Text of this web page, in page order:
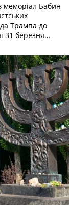
меморіал Бабин
Трампа до
31 березня…